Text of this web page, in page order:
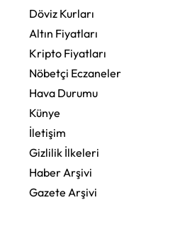
Döviz Kurları
Altın Fiyatları
Kripto Fiyatları
Nöbetçi Eczaneler
Hava Durumu
Künye
İletişim
Gizlilik İlkeleri
Haber Arşivi
Gazete Arşivi